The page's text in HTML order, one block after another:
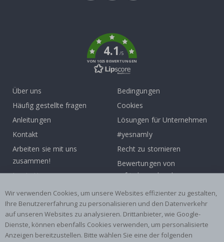
4.1/5
VON 1025 BEWERTUNGEN
Über uns
Häufig gestellte fragen
Anleitungen
Kontakt
Arbeiten sie mit uns
zusammen!
Inspiration
Bedingungen
Cookies
Lösungen für Unternehmen
#yesnamly
Recht zu stornieren
Bewertungen von
zufriedenen kunden
Beliebte Kategorien
Namensaufkleber
Wandtattoos
Fliesenaufkleber
Poster
Wir verwenden Cookies, um unsere Websites effizienter zu gestalten,
Ihre Benutzererfahrung zu personalisieren und den Datenverkehr
auf unseren Websites zu analysieren. Drittanbieter, wie Google-
Dienste, können ebenfalls Cookies verwenden, um personalisierte
Anzeigen bereitzustellen. Bitte wählen Sie eine der folgenden